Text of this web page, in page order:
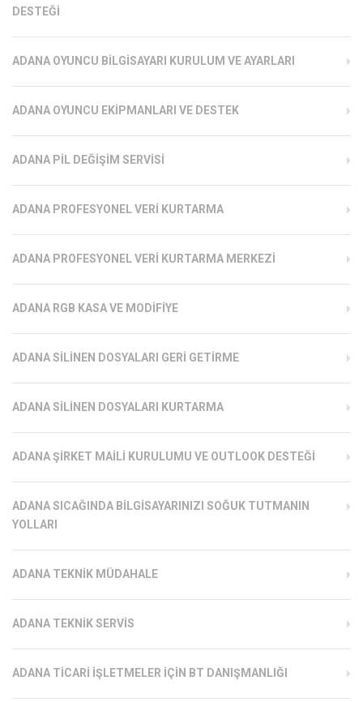
DESTEĞI
ADANA OYUNCU BILGISAYARI KURULUM VE AYARLARI
ADANA OYUNCU EKIPMANLARI VE DESTEK
ADANA PIL DEĞIŞIM SERVISI
ADANA PROFESYONEL VERI KURTARMA
ADANA PROFESYONEL VERI KURTARMA MERKEZI
ADANA RGB KASA VE MODIFIYE
ADANA SILINEN DOSYALARI GERI GETIRME
ADANA SILINEN DOSYALARI KURTARMA
ADANA ŞIRKET MAILI KURULUMU VE OUTLOOK DESTEĞI
ADANA SICAĞINDA BILGISAYARINIZI SOĞUK TUTMANIN
YOLLARI
ADANA TEKNIK MÜDAHALE
ADANA TEKNIK SERVIS
ADANA TICARI İŞLETMELER İÇIN BT DANIŞMANLIĞI